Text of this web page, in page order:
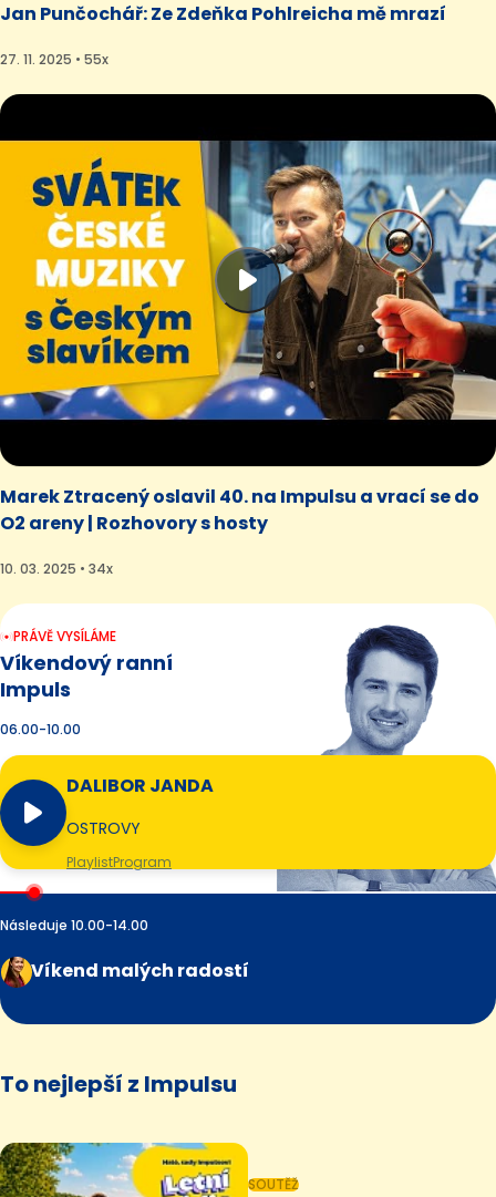
Jan Punčochář: Ze Zdeňka Pohlreicha mě mrazí
27. 11. 2025 • 55x
Marek Ztracený oslavil 40. na Impulsu a vrací se do
O2 areny | Rozhovory s hosty
10. 03. 2025 • 34x
PRÁVĚ VYSÍLÁME
Víkendový ranní
Impuls
06.00-10.00
DALIBOR JANDA
OSTROVY
PlaylistProgram
Následuje 10.00-14.00
Víkend malých radostí
To nejlepší z Impulsu
SOUTĚŽ